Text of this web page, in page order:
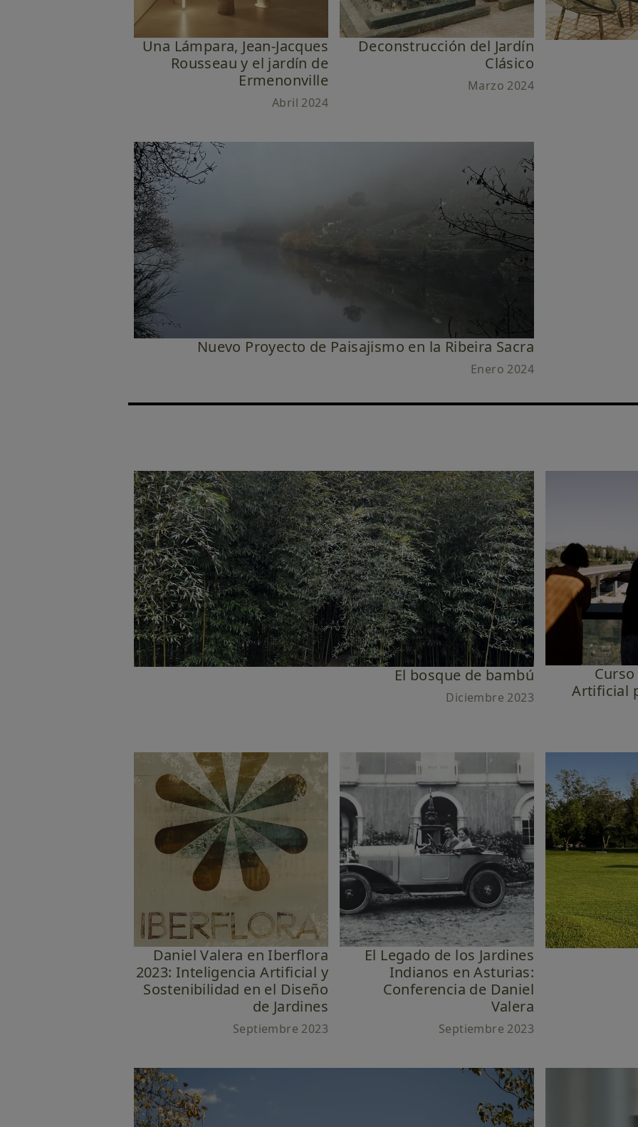
Una Lámpara, Jean-Jacques
Rousseau y el jardín de
Ermenonville
Abril 2024
Deconstrucción del Jardín
Clásico
Marzo 2024
Nuevo Proyecto de Paisajismo en la Ribeira Sacra
Enero 2024
El bosque de bambú
Diciembre 2023
Artificial
Daniel Valera en Iberflora
2023: Inteligencia Artificial y
Sostenibilidad en el Diseño
de Jardines
Septiembre 2023
El Legado de los Jardines
Indianos en Asturias:
Conferencia de Daniel
Valera
Septiembre 2023